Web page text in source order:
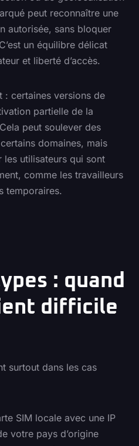
peut reconnaître une
autorisée, sans bloquer
un équilibre délicat
et liberté d’accès.
: certaines versions de
partielle de la
peut soulever des
domaines, mais
les utilisateurs qui sont
comme les travailleurs
temporaires.
: quand
difficile
surtout dans les cas
SIM locale avec une IP
votre pays d’origine